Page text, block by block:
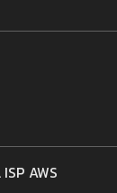
AWS